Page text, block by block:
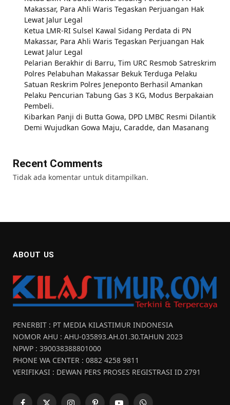
Makassar, Para Ahli Waris Tegaskan Perjuangan Hak
Lewat Jalur Legal
Ketua LMR-RI Sulsel Kawal Sidang Perdata di PN
Makassar, Para Ahli Waris Tegaskan Perjuangan Hak
Lewat Jalur Legal
Pelarian Berakhir di Barru, Tim URC Resmob Satreskrim
Polres Pelabuhan Makassar Bekuk Terduga Pelaku
Satuan Reskrim Polres Jeneponto Berhasil Amankan
Pelaku Pencurian Tabung Gas 3 KG, Modus Berpakaian
Pembeli.
Kibarkan Panji di Butta Gowa, DPD LMBC Resmi Dilantik
Demi Wujudkan Gowa Maju, Caradde, dan Masanang
Recent Comments
Tidak ada komentar untuk ditampilkan.
ABOUT US
PENERBIT : PT MEDIA KILASTIMUR INDONESIA
NOMOR AHU : AHU-035893.AH.01.30.TAHUN 2023
NPWP : 390038388801000
PHONE WA CENTER : 0882 4258 9811
VERIFIKASI : DEWAN PERS PROSES REGISTRASI ID 2791